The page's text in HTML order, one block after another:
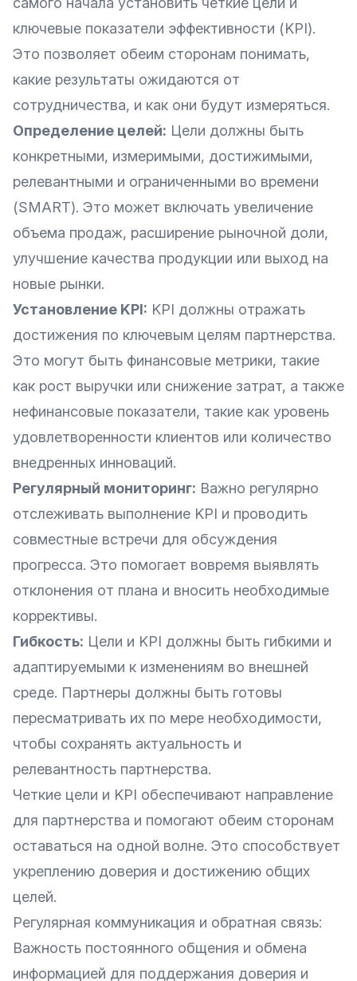
ключевые показатели эффективности (KPI).
Это позволяет обеим сторонам понимать,
какие результаты ожидаются от
сотрудничества, и как они будут измеряться.
Определение целей: Цели должны быть
конкретными, измеримыми, достижимыми,
релевантными и ограниченными во времени
(SMART). Это может включать увеличение
объема продаж, расширение рыночной доли,
улучшение качества продукции или выход на
новые рынки.
Установление KPI: KPI должны отражать
достижения по ключевым целям партнерства.
Это могут быть финансовые метрики, такие
как рост выручки или снижение затрат, а также
нефинансовые показатели, такие как уровень
удовлетворенности клиентов или количество
внедренных инноваций.
Регулярный мониторинг: Важно регулярно
отслеживать выполнение KPI и проводить
совместные встречи для обсуждения
прогресса. Это помогает вовремя выявлять
отклонения от плана и вносить необходимые
коррективы.
Гибкость: Цели и KPI должны быть гибкими и
адаптируемыми к изменениям во внешней
среде. Партнеры должны быть готовы
пересматривать их по мере необходимости,
чтобы сохранять актуальность и
релевантность партнерства.
Четкие цели и KPI обеспечивают направление
для партнерства и помогают обеим сторонам
оставаться на одной волне. Это способствует
укреплению доверия и достижению общих
целей.
Регулярная коммуникация и обратная связь:
Важность постоянного общения и обмена
информацией для поддержания доверия и